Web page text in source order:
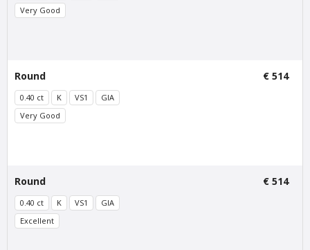
Very Good
Round € 514
0.40 ct K VS1
GIA
Very Good
Round € 514
0.40 ct K VS1
GIA
Excellent